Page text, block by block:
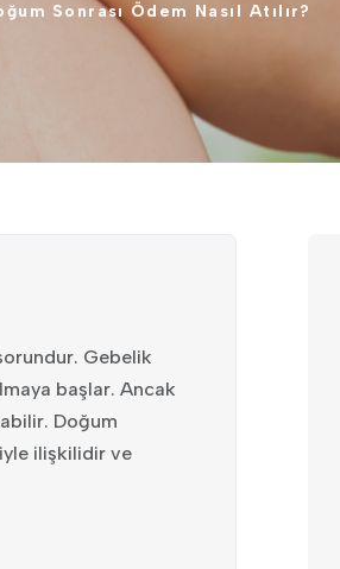
Sonrası Ödem Nasıl Atılır?
Gebelik
başlar. Ancak
Doğum
ilişkilidir ve